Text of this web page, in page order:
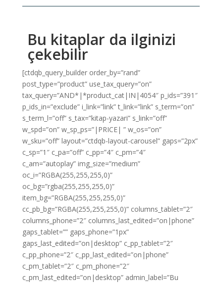
Bu kitaplar da ilginizi
çekebilir
[ctdqb_query_builder order_by=”rand”
post_type=”product” use_tax_query=”on”
tax_query=”AND*|*product_cat|IN|4054″ p_ids=”391″
p_ids_in=”exclude” i_link=”link” t_link=”link” s_term=”on”
s_term_l=”off” s_tax=”kitap-yazari” s_link=”off”
w_spd=”on” w_sp_ps=”|PRICE| ” w_os=”on”
w_sku=”off” layout=”ctdqb-layout-carousel” gaps=”2px”
c_sp=”1″ c_pa=”off” c_pp=”4″ c_pm=”4″
c_am=”autoplay” img_size=”medium”
oc_i=”RGBA(255,255,255,0)”
oc_bg=”rgba(255,255,255,0)”
item_bg=”RGBA(255,255,255,0)”
cc_pb_bg=”RGBA(255,255,255,0)” columns_tablet=”2″
columns_phone=”2″ columns_last_edited=”on|phone”
gaps_tablet=”” gaps_phone=”1px”
gaps_last_edited=”on|desktop” c_pp_tablet=”2″
c_pp_phone=”2″ c_pp_last_edited=”on|phone”
c_pm_tablet=”2″ c_pm_phone=”2″
c_pm_last_edited=”on|desktop” admin_label=”Bu